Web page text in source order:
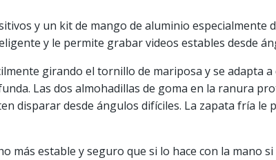
y un kit de mango de aluminio
y le permite grabar videos estables desde
girando el tornillo de mariposa y se adapta
Las dos almohadillas de goma en la ranura
disparar desde ángulos difíciles. La zapata fría le
más estable y seguro que si lo hace con la mano